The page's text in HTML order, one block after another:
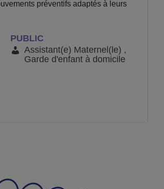
préventifs adaptés à leurs
PUBLIC
Assistant(e) Maternel(le) ,
Garde d'enfant à domicile